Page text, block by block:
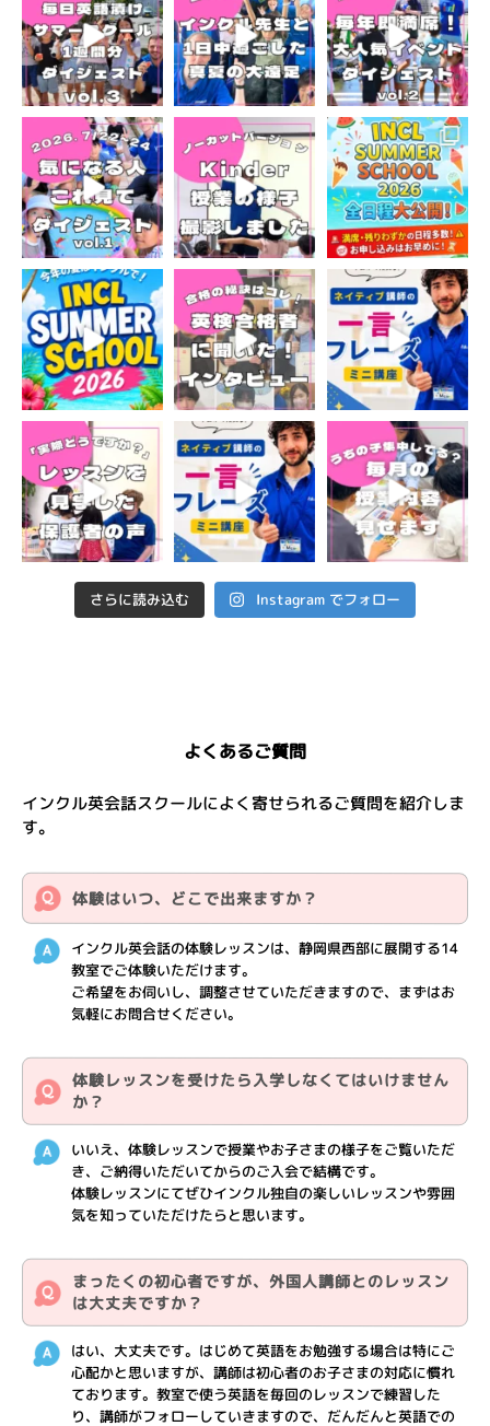
さらに読み込む Instagram でフォロー
よくあるご質問
インクル英会話スクールによく寄せられるご質問を紹介しま
す。
体験はいつ、どこで出来ますか？
インクル英会話の体験レッスンは、静岡県西部に展開する14
教室でご体験いただけます。
ご希望をお伺いし、調整させていただきますので、まずはお
気軽にお問合せください。
体験レッスンを受けたら入学しなくてはいけません
か？
いいえ、体験レッスンで授業やお子さまの様子をご覧いただ
き、ご納得いただいてからのご入会で結構です。
体験レッスンにてぜひインクル独自の楽しいレッスンや雰囲
気を知っていただけたらと思います。
まったくの初心者ですが、外国人講師とのレッスン
は大丈夫ですか？
はい、大丈夫です。はじめて英語をお勉強する場合は特にご
心配かと思いますが、講師は初心者のお子さまの対応に慣れ
ております。教室で使う英語を毎回のレッスンで練習した
り、講師がフォローしていきますので、だんだんと英語での